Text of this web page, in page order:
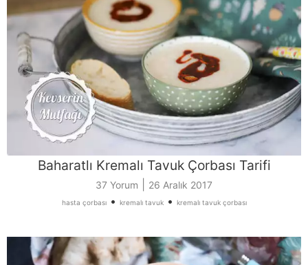
Baharatlı Kremalı Tavuk Çorbası Tarifi
37 Yorum 26 Aralık 2017
hasta çorbası• kremalı tavuk• kremalı tavuk çorbası